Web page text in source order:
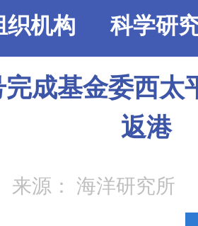
织机构 科学研
完成基金委西太
返港
来源： 海洋研究所